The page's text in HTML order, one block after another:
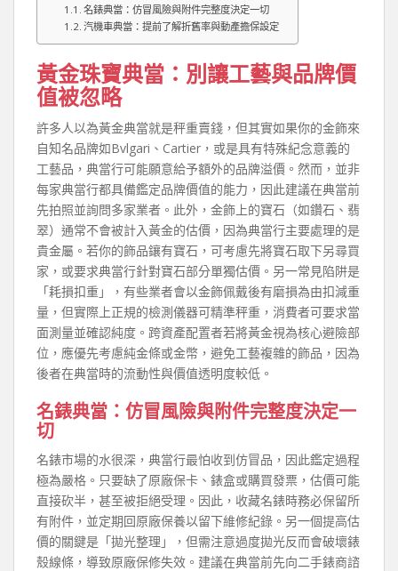
名錶典當：仿冒風險與附件完整度決定一切
汽機車典當：提前了解折舊率與動產擔保設定
黃金珠寶典當：別讓工藝與品牌價
值被忽略
許多人以為黃金典當就是秤重賣錢，但其實如果你的金飾來
自知名品牌如Bvlgari、Cartier，或是具有特殊紀念意義的
工藝品，典當行可能願意給予額外的品牌溢價。然而，並非
每家典當行都具備鑑定品牌價值的能力，因此建議在典當前
先拍照並詢問多家業者。此外，金飾上的寶石（如鑽石、翡
翠）通常不會被計入黃金的估價，因為典當行主要處理的是
貴金屬。若你的飾品鑲有寶石，可考慮先將寶石取下另尋買
家，或要求典當行針對寶石部分單獨估價。另一常見陷阱是
「耗損扣重」，有些業者會以金飾佩戴後有磨損為由扣減重
量，但實際上正規的檢測儀器可精準秤重，消費者可要求當
面測量並確認純度。跨資產配置者若將黃金視為核心避險部
位，應優先考慮純金條或金幣，避免工藝複雜的飾品，因為
後者在典當時的流動性與價值透明度較低。
名錶典當：仿冒風險與附件完整度決定一
切
名錶市場的水很深，典當行最怕收到仿冒品，因此鑑定過程
極為嚴格。只要缺了原廠保卡、錶盒或購買發票，估價可能
直接砍半，甚至被拒絕受理。因此，收藏名錶時務必保留所
有附件，並定期回原廠保養以留下維修紀錄。另一個提高估
價的關鍵是「拋光整理」，但需注意過度拋光反而會破壞錶
殼線條，導致原廠保修失效。建議在典當前先向二手錶商諮